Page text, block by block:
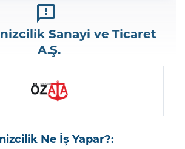
Sanayi ve Ticaret
A.Ş.
Ne İş Yapar?: